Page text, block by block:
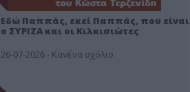
Εδώ Παππάς, εκεί Παππάς, που είναι
ο ΣΥΡΙΖΑ και οι Κιλκισιώτες
26-07-2026 - Κανένα σχόλιο